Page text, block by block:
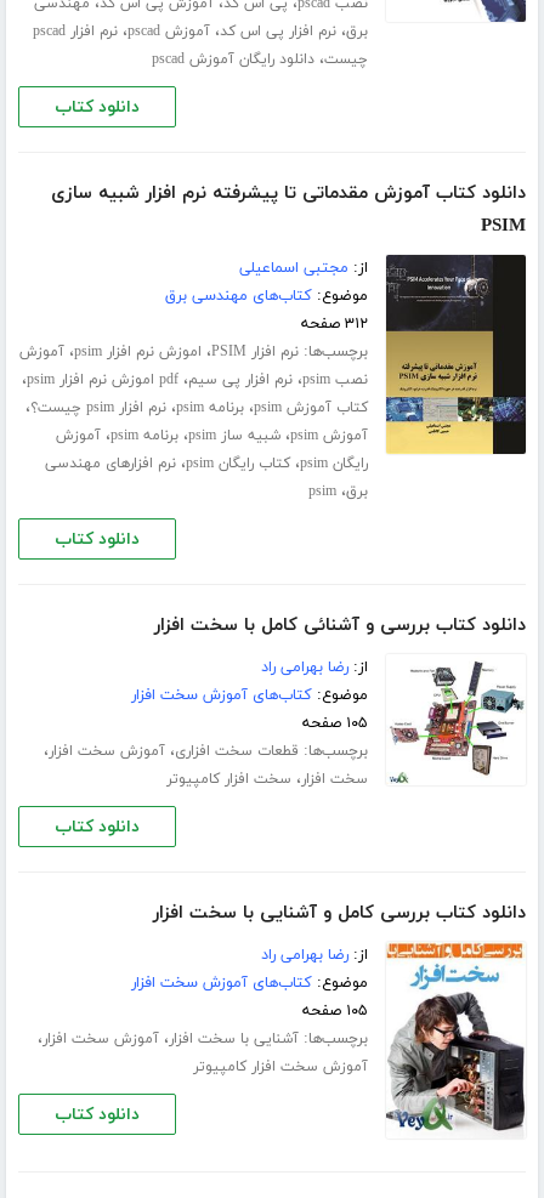
برق،نرم افزار پی اس کد،آموزش pscad ،
نرم افزار pscad
چیست،دانلود رایگان آموزش pscad
دانلود کتاب
دانلود کتاب آموزش مقدماتی تا پیشرفته نرم افزار شبیه سازی
PSIM
از: مجتبی اسماعیلی
موضوع:کتاب‌های مهندسی برق
۳۱۲ صفحه
برچسب‌ها:نرم افزار PSIM ، اموزش نرم افزار psim ،آموزش
نصب psim
،نرم افزار پی سیم،pdf اموزش نرم افزار psim ،
کتاب آموزش psim ،برنامه psim ،نرم افزار psim چیست؟ ،
آموزش psim ،شبیه ساز psim ،برنامه psim ،آموزش
رایگان psim
،کتاب رایگان psim ،نرم افزارهای مهندسی
برق،psim
دانلود کتاب
دانلود کتاب بررسی و آشنائی کامل با سخت افزار
از:رضا بهرامی راد
موضوع:کتاب‌های آموزش سخت افزار
۱۰۵ صفحه
برچسب‌ها: قطعات سخت افزاری،آموزش سخت افزار،
سخت افزار، سخت افزار کامپیوتر
دانلود کتاب
دانلود کتاب بررسی کامل و آشنایی با سخت افزار
از:رضا بهرامی راد
موضوع:کتاب‌های آموزش سخت افزار
۱۰۵ صفحه
برچسب‌ها:آشنایی با سخت افزار،آموزش سخت افزار،
آموزش سخت افزار کامپیوتر
دانلود کتاب